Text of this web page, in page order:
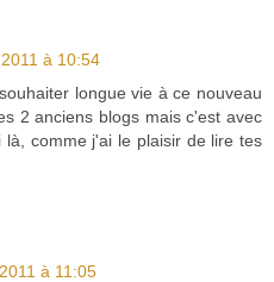
à 10:54
longue vie à ce nouveau
2 anciens blogs mais c'est avec
là, comme j'ai le plaisir de lire tes
à 11:05